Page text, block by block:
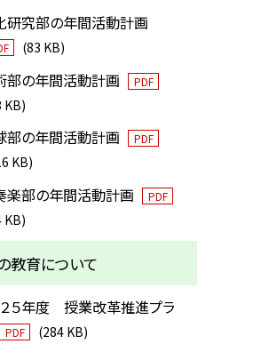
研究部の年間活動計画
(83 KB)
部の年間活動計画 PDF
KB)
部の年間活動計画 PDF
KB)
楽部の年間活動計画 PDF
KB)
教育について
２５年度 授業改革推進プラ
PDF (284 KB)